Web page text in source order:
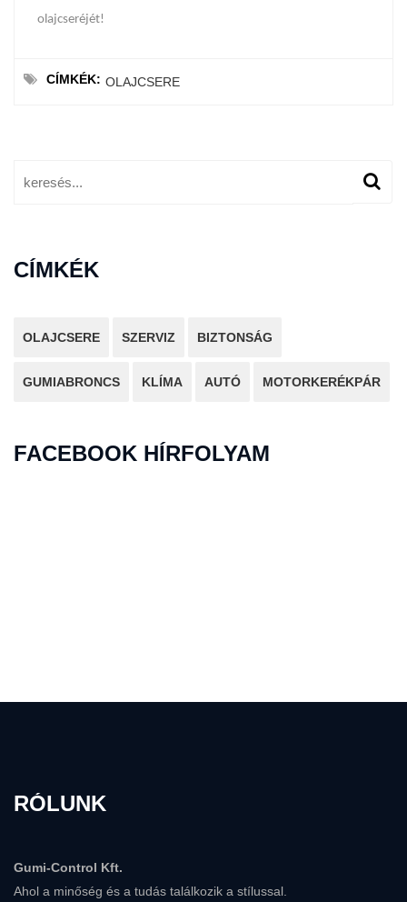
olajcseréjét!
CÍMKÉK: OLAJCSERE
CÍMKÉK
OLAJCSERE SZERVIZ BIZTONSÁG
GUMIABRONCS KLÍMA AUTÓ MOTORKERÉKPÁR
FACEBOOK HÍRFOLYAM
RÓLUNK
Gumi-Control Kft.
Ahol a minőség és a tudás találkozik a stílussal.